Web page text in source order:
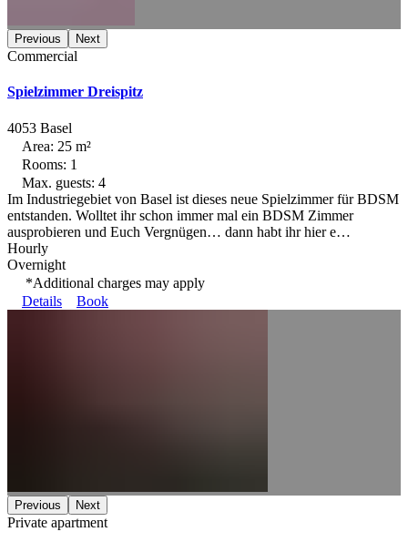
Previous Next
Commercial
Spielzimmer Dreispitz
4053 Basel
Area: 25 m²
Rooms: 1
Max. guests: 4
Im Industriegebiet von Basel ist dieses neue Spielzimmer für BDSM
entstanden. Wolltet ihr schon immer mal ein BDSM Zimmer
ausprobieren und Euch Vergnügen… dann habt ihr hier e…
Hourly
Overnight
*Additional charges may apply
Details
Book
Previous Next
Private apartment